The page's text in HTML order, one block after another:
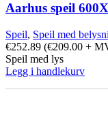
Aarhus speil
Speil, Speil med
€252.89 (€209.00 +
Speil med lys
Legg i handlekurv